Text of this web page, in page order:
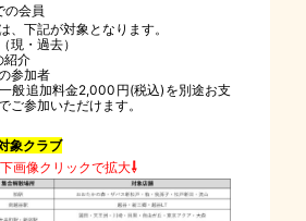
の会員
、下記が対象となります。
現・過去）
紹介
参加者
般追加料金2,000円(税込)を別途お支
ご参加いただけます。
象クラブ
画像クリックで拡大⇩